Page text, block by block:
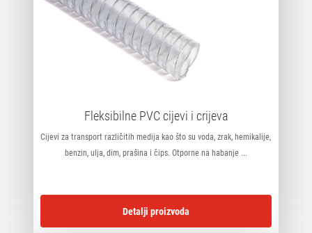
Fleksibilne PVC cijevi i crijeva
Cijevi za transport različitih medija kao što su voda, zrak, hemikalije,
benzin, ulja, dim, prašina i čips. Otporne na habanje ...
Detalji proizvoda